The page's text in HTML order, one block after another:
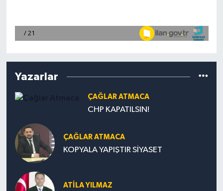
Yazarlar
ÇAĞLAR ATMACA
CHP KAPATILSIN!
ÇAĞLAR ATMACA
KOPYALA YAPIŞTIR SİYASET
ATILA YILMAZ